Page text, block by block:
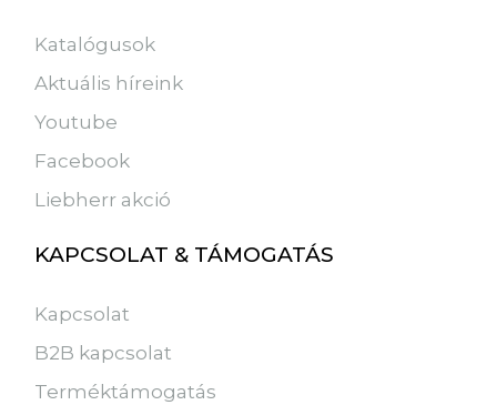
Katalógusok
Aktuális híreink
Youtube
Facebook
Liebherr akció
KAPCSOLAT & TÁMOGATÁS
Kapcsolat
B2B kapcsolat
Terméktámogatás